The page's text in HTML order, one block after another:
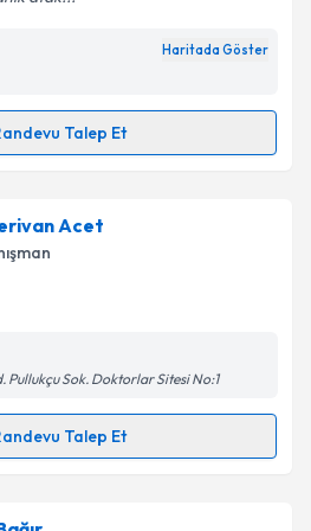
işlenmesine ilişkin
ve kişisel verilerimin belirtilen
kabul ediyorum.
Haritada Göster
Talep Et
Talebi
için randevu takvimi talebi
randevu almanız için bir
e-posta ile bilgilendireceğiz.
işlenmesine ilişkin
ve kişisel verilerimin belirtilen
Acet
Pullukçu Sok. Doktorlar Sitesi No:1
Talep Et
Talebi
Acet